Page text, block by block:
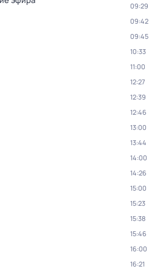
09:29
09:42
09:45
10:33
11:00
12:27
12:39
12:46
13:00
13:44
14:00
14:26
15:00
15:23
15:38
15:46
16:00
16:21